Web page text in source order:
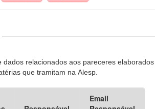
dados relacionados aos pareceres elaborados
que tramitam na Alesp.
Email